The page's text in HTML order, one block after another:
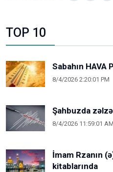
TOP 10
Sabahın HAVA
8/4/2026 2:20:01 PM
Şahbuzda
8/4/2026 11:59:01 AM
İmam Rzanın
kitablarında